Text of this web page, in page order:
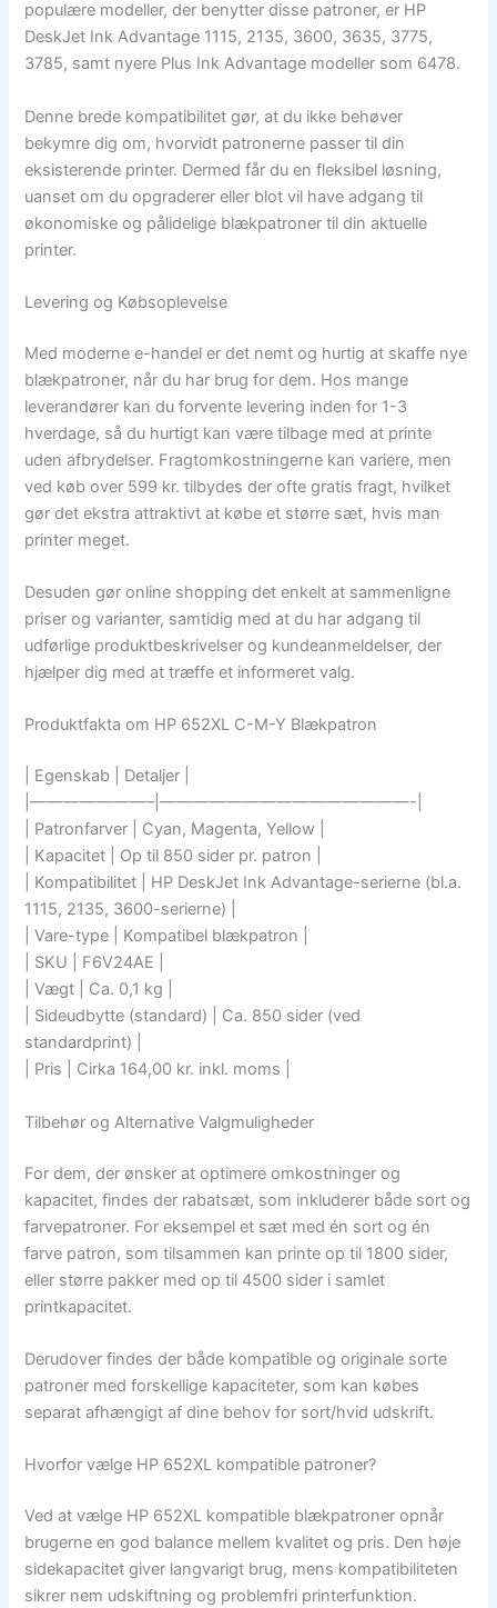
populære modeller, der benytter disse patroner, er HP
DeskJet Ink Advantage 1115, 2135, 3600, 3635, 3775,
3785, samt nyere Plus Ink Advantage modeller som 6478.
Denne brede kompatibilitet gør, at du ikke behøver
bekymre dig om, hvorvidt patronerne passer til din
eksisterende printer. Dermed får du en fleksibel løsning,
uanset om du opgraderer eller blot vil have adgang til
økonomiske og pålidelige blækpatroner til din aktuelle
printer.
Levering og Købsoplevelse
Med moderne e-handel er det nemt og hurtig at skaffe nye
blækpatroner, når du har brug for dem. Hos mange
leverandører kan du forvente levering inden for 1-3
hverdage, så du hurtigt kan være tilbage med at printe
uden afbrydelser. Fragtomkostningerne kan variere, men
ved køb over 599 kr. tilbydes der ofte gratis fragt, hvilket
gør det ekstra attraktivt at købe et større sæt, hvis man
printer meget.
Desuden gør online shopping det enkelt at sammenligne
priser og varianter, samtidig med at du har adgang til
udførlige produktbeskrivelser og kundeanmeldelser, der
hjælper dig med at træffe et informeret valg.
Produktfakta om HP 652XL C-M-Y Blækpatron
| Egenskab | Detaljer |
|———————–|———————————————-|
| Patronfarver | Cyan, Magenta, Yellow |
| Kapacitet | Op til 850 sider pr. patron |
| Kompatibilitet | HP DeskJet Ink Advantage-serierne (bl.a.
1115, 2135, 3600-serierne) |
| Vare-type | Kompatibel blækpatron |
| SKU | F6V24AE |
| Vægt | Ca. 0,1 kg |
| Sideudbytte (standard) | Ca. 850 sider (ved
standardprint) |
| Pris | Cirka 164,00 kr. inkl. moms |
Tilbehør og Alternative Valgmuligheder
For dem, der ønsker at optimere omkostninger og
kapacitet, findes der rabatsæt, som inkluderer både sort og
farvepatroner. For eksempel et sæt med én sort og én
farve patron, som tilsammen kan printe op til 1800 sider,
eller større pakker med op til 4500 sider i samlet
printkapacitet.
Derudover findes der både kompatible og originale sorte
patroner med forskellige kapaciteter, som kan købes
separat afhængigt af dine behov for sort/hvid udskrift.
Hvorfor vælge HP 652XL kompatible patroner?
Ved at vælge HP 652XL kompatible blækpatroner opnår
brugerne en god balance mellem kvalitet og pris. Den høje
sidekapacitet giver langvarigt brug, mens kompatibiliteten
sikrer nem udskiftning og problemfri printerfunktion.